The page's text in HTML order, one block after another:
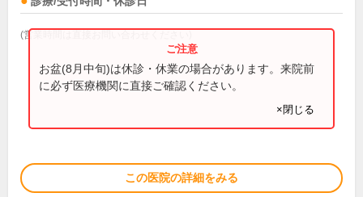
(営業時間は直接お問い合わせください)
お盆(8月中旬)は休診・休業の場合があります。来院前
に必ず医療機関に直接ご確認ください。
×閉じる
この医院の詳細をみる